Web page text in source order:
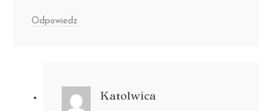
Odpowiedz
Katolwica